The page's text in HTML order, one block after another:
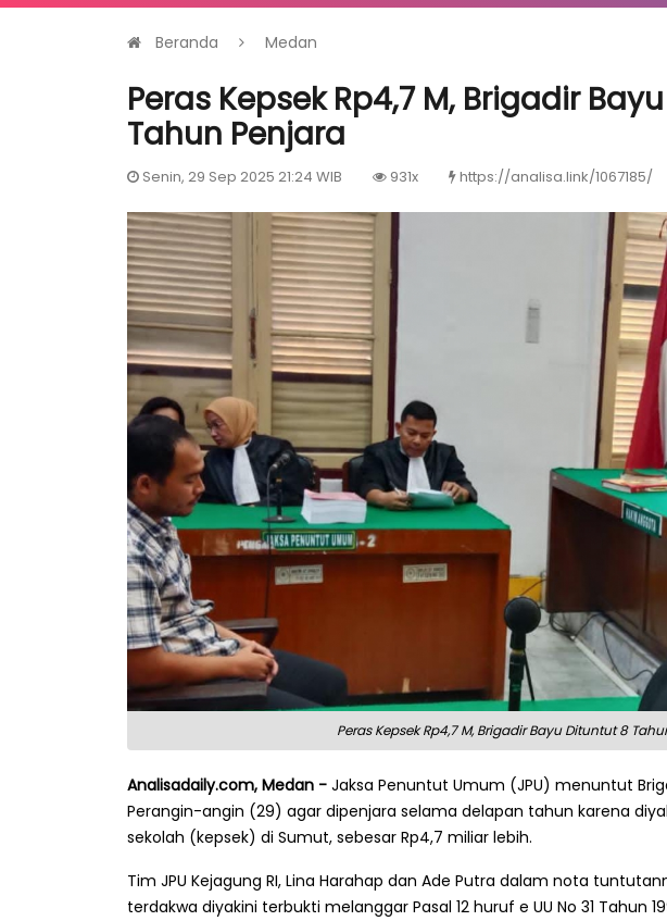
Beranda Medan
Peras Kepsek Rp4,7 M, Brigadir
Tahun Penjara
Senin, 29 Sep 2025 21:24 WIB 931x https://analisa.link/1067185/
Peras Kepsek Rp4,7 M, Brigadir Bayu Dituntut 8
Analisadaily.com, Medan - Jaksa Penuntut Umum (JPU) menuntut
Perangin-angin (29) agar dipenjara selama delapan tahun karena
sekolah (kepsek) di Sumut, sebesar Rp4,7 miliar lebih.
Tim JPU Kejagung RI, Lina Harahap dan Ade Putra dalam nota
terdakwa diyakini terbukti melanggar Pasal 12 huruf e UU No 31 Tahun